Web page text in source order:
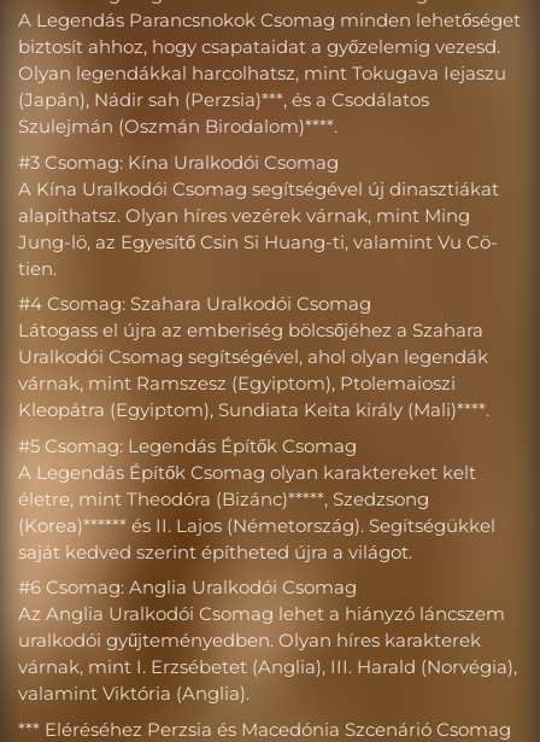
A Legendás Parancsnokok Csomag minden lehetőséget
biztosít ahhoz, hogy csapataidat a győzelemig vezesd.
Olyan legendákkal harcolhatsz, mint Tokugava Iejaszu
(Japán), Nádir sah (Perzsia)***, és a Csodálatos
Szulejmán (Oszmán Birodalom)****.
#3 Csomag: Kína Uralkodói Csomag
A Kína Uralkodói Csomag segítségével új dinasztiákat
alapíthatsz. Olyan híres vezérek várnak, mint Ming
Jung-lö, az Egyesítő Csin Si Huang-ti, valamint Vu Cö-
tien.
#4 Csomag: Szahara Uralkodói Csomag
Látogass el újra az emberiség bölcsőjéhez a Szahara
Uralkodói Csomag segítségével, ahol olyan legendák
várnak, mint Ramszesz (Egyiptom), Ptolemaioszi
Kleopátra (Egyiptom), Sundiata Keita király (Mali)****.
#5 Csomag: Legendás Építők Csomag
A Legendás Építők Csomag olyan karaktereket kelt
életre, mint Theodóra (Bizánc)*****, Szedzsong
(Korea)****** és II. Lajos (Németország). Segítségükkel
saját kedved szerint építheted újra a világot.
#6 Csomag: Anglia Uralkodói Csomag
Az Anglia Uralkodói Csomag lehet a hiányzó láncszem
uralkodói gyűjteményedben. Olyan híres karakterek
várnak, mint I. Erzsébetet (Anglia), III. Harald (Norvégia),
valamint Viktória (Anglia).
*** Eléréséhez Perzsia és Macedónia Szcenárió Csomag